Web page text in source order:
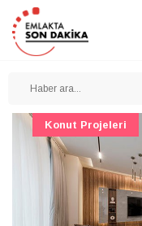
Konut Projeleri